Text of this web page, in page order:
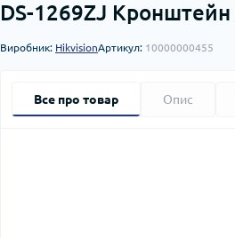
DS-1269ZJ
Виробник: HikvisionАртикул: 10000000455
Все про товар Опис